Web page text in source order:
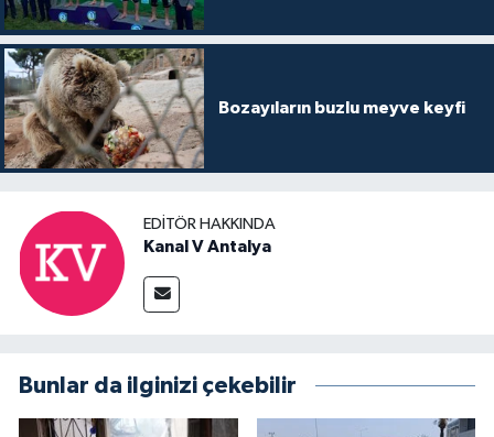
Bozayıların buzlu meyve keyfi
EDITÖR HAKKINDA
Kanal V Antalya
Bunlar da ilginizi çekebilir